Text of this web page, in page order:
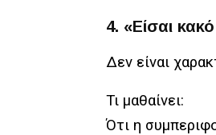
4. «Είσαι
Δεν είναι
Τι μαθαίνει:
Ότι η